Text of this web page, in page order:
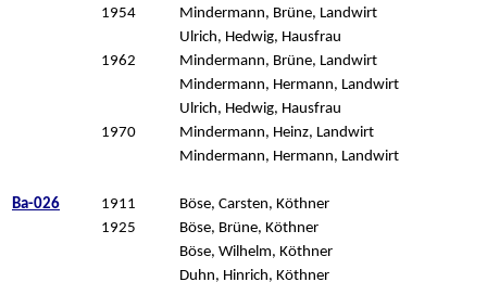
1954
Mindermann, Brüne, Landwirt
Ulrich, Hedwig, Hausfrau
1962
Mindermann, Brüne, Landwirt
Mindermann, Hermann, Landwirt
Ulrich, Hedwig, Hausfrau
1970
Mindermann, Heinz, Landwirt
Mindermann, Hermann, Landwirt
Ba-026 1911
Böse, Carsten, Köthner
1925
Böse, Brüne, Köthner
Böse, Wilhelm, Köthner
Duhn, Hinrich, Köthner